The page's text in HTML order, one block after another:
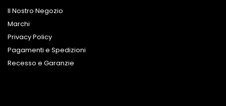
Il Nostro Negozio
Marchi
Privacy Policy
Pagamenti e Spedizioni
Recesso e Garanzie